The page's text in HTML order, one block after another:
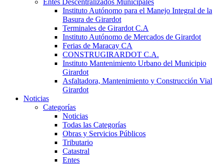
Entes Descentralizados Municipales
Instituto Autónomo para el Manejo Integral de la
Basura de Girardot
Terminales de Girardot C.A
Instituto Autónomo de Mercados de Girardot
Ferias de Maracay CA
CONSTRUGIRARDOT C.A.
Instituto Mantenimiento Urbano del Municipio
Girardot
Asfaltadora, Mantenimiento y Construcción Vial
Girardot
Noticias
Categorías
Noticias
Todas las Categorías
Obras y Servicios Públicos
Tributario
Catastral
Entes